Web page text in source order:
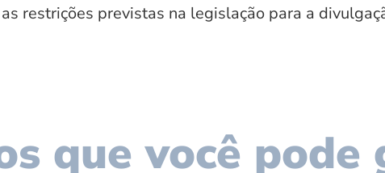
restrições previstas na legislação para a
que você pode